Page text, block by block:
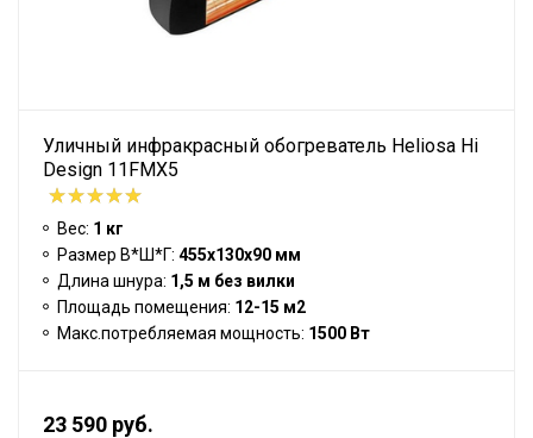
Уличный инфракрасный обогреватель Heliosa Hi
Design 11FMX5
Вес: 1 кг
Размер В*Ш*Г: 455х130х90 мм
Длина шнура: 1,5 м без вилки
Площадь помещения: 12-15 м2
Макс.потребляемая мощность: 1500 Вт
23 590 руб.